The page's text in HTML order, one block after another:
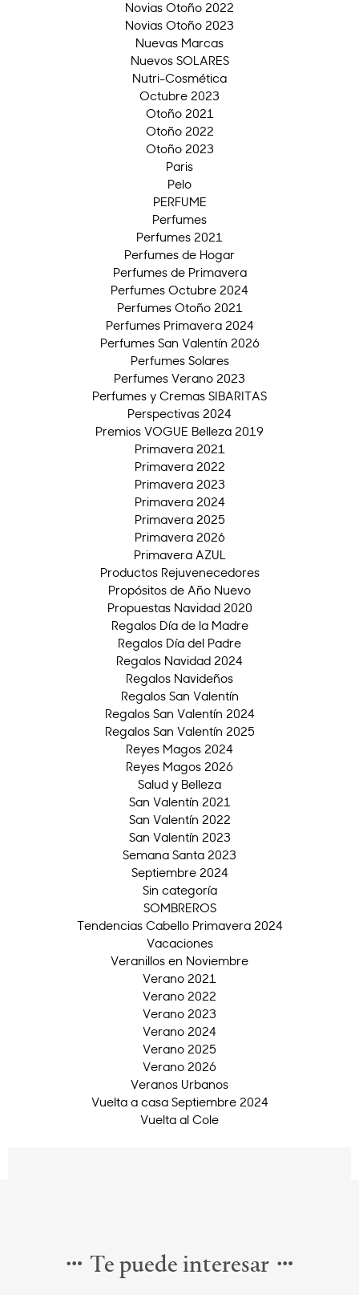
Novias Otoño 2022
Novias Otoño 2023
Nuevas Marcas
Nuevos SOLARES
Nutri-Cosmética
Octubre 2023
Otoño 2021
Otoño 2022
Otoño 2023
Paris
Pelo
PERFUME
Perfumes
Perfumes 2021
Perfumes de Hogar
Perfumes de Primavera
Perfumes Octubre 2024
Perfumes Otoño 2021
Perfumes Primavera 2024
Perfumes San Valentín 2026
Perfumes Solares
Perfumes Verano 2023
Perfumes y Cremas SIBARITAS
Perspectivas 2024
Premios VOGUE Belleza 2019
Primavera 2021
Primavera 2022
Primavera 2023
Primavera 2024
Primavera 2025
Primavera 2026
Primavera AZUL
Productos Rejuvenecedores
Propósitos de Año Nuevo
Propuestas Navidad 2020
Regalos Día de la Madre
Regalos Día del Padre
Regalos Navidad 2024
Regalos Navideños
Regalos San Valentín
Regalos San Valentín 2024
Regalos San Valentín 2025
Reyes Magos 2024
Reyes Magos 2026
Salud y Belleza
San Valentín 2021
San Valentín 2022
San Valentín 2023
Semana Santa 2023
Septiembre 2024
Sin categoría
SOMBREROS
Tendencias Cabello Primavera 2024
Vacaciones
Veranillos en Noviembre
Verano 2021
Verano 2022
Verano 2023
Verano 2024
Verano 2025
Verano 2026
Veranos Urbanos
Vuelta a casa Septiembre 2024
Vuelta al Cole
Te puede interesar